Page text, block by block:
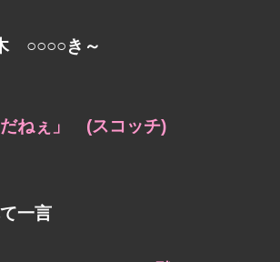
○○○○き～
ねぇ」 (スコッチ)
一言